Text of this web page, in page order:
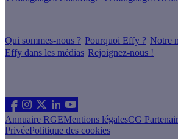
Qui sommes-nous ? Pourquoi Effy ? Notre
Effy dans les médias Rejoignez-nous !
Annuaire RGEMentions légalesCG
PrivéePolitique des cookies